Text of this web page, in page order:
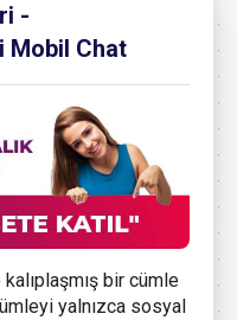
-
Mobil Chat
bir cümle
yalnızca sosyal